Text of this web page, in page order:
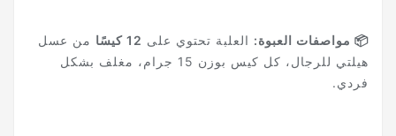
📦 مواصفات العبوة: العلبة تحتوي على 12 كيسًا
من عسل
هيلتي للرجال، كل كيس بوزن 15 جرام، مغلف بشكل
فردي.